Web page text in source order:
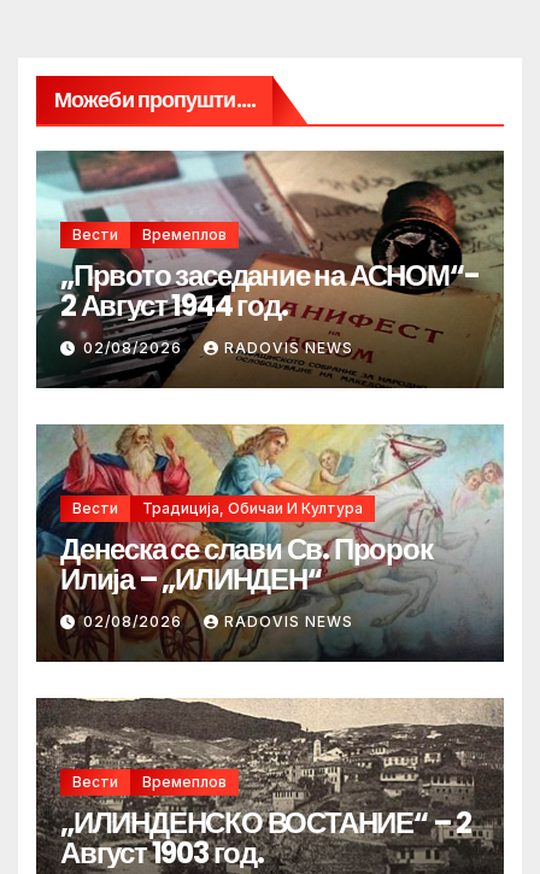
Можеби пропушти....
Вести Времеплов
„Првото заседание на АСНОМ“-
2 Август 1944 год.
02/08/2026 RADOVIS NEWS
Вести Традиција, Обичаи И Култура
Денеска се слави Св. Пророк
Илија – „ИЛИНДЕН“
02/08/2026 RADOVIS NEWS
Вести Времеплов
„ИЛИНДЕНСКО ВОСТАНИЕ“ – 2
Август 1903 год.